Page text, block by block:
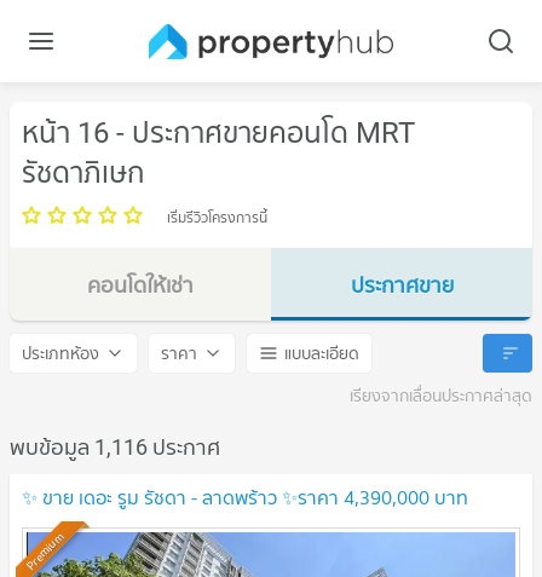
หน้า 16 - ประกาศขายคอนโด MRT
รัชดาภิเษก
เริ่มรีวิวโครงการนี้
คอนโดให้เช่า
MRT รัชดาภิเษก
ประกาศขาย
MRT รัชดาภิเษก
ประเภทห้อง ราคา
แบบละเอียด
เรียงจากเลื่อนประกาศล่าสุด
พบข้อมูล 1,116 ประกาศ
✨ ขาย เดอะ รูม รัชดา - ลาดพร้าว ✨ราคา 4,390,000 บาท
Premium